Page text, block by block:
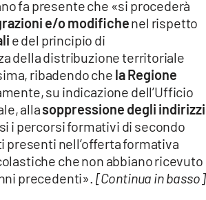
fa presente che «si procederà
e/o modifichenel rispetto
e del principio di
della distribuzione territoriale
ribadendo che la Regione
su indicazione dell’Ufficio
allasoppressione degli indirizzi
i percorsi formativi di secondo
presenti nell’offerta formativa
che non abbiano ricevuto
precedenti». [Continua in basso]